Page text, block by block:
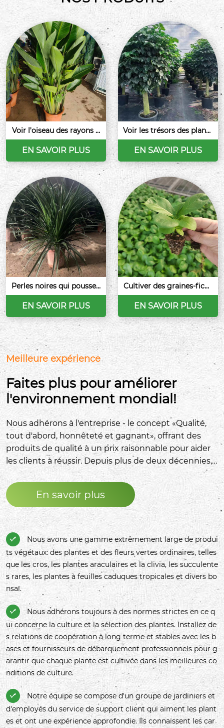
Voir l'oiseau des rayons d
es plantes
EN SAVOIR PLUS
Voir les trésors des plante
s-vert
EN SAVOIR PLUS
Perles noires qui poussen
t les graines
EN SAVOIR PLUS
Cultiver des graines-ficus
avec des feuilles de violo
n
EN SAVOIR PLUS
Meilleure expérience
Faites plus pour améliorer
l'environnement mondial!
Nous adhérons à l'entreprise - le concept «Qualité,
tout d'abord, honnêteté et gagnant», offrant des
produits de qualité à un prix raisonnable pour aider
les clients à réussir. Depuis plus de deux décennies,
nos clients sont dispersés dans des dizaines de pays
et de régions du monde, y compris l'Europe, le quasi-
fondé et l'Asie du Sud-Est, et ont reçu une large
reconnaissance et un soutien. Plus de 300
conteneurs sont exportés chaque année, et il s'agit
d'un marchand de plantes leader dans le pays. Nous
améliorerons et améliorerons constamment
constamment nos produits, fournirons des services
de qualité à de nouveaux et anciens clients!
En savoir plus

Nous avons une gamme extrêmement large de produi
ts végétaux: des plantes et des fleurs vertes ordinaires, telles
que les cros, les plantes araculaires et la clivia, les succulente
s rares, les plantes à feuilles caduques tropicales et divers bo
nsaï.

Nous adhérons toujours à des normes strictes en ce q
ui concerne la culture et la sélection des plantes. Installez de
s relations de coopération à long terme et stables avec les b
ases et fournisseurs de débarquement professionnels pour g
arantir que chaque plante est cultivée dans les meilleures co
nditions de culture.

Notre équipe se compose d'un groupe de jardiniers et
d'employés du service de support client qui aiment les plant
es et ont une expérience approfondie. Ils connaissent les car